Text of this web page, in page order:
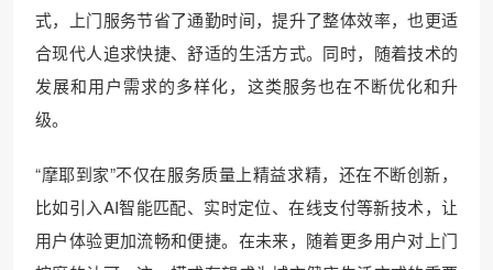
式，上门服务节省了通勤时间，提升了整体效率，也更适
合现代人追求快捷、舒适的生活方式。同时，随着技术的
发展和用户需求的多样化，这类服务也在不断优化和升
级。
“摩耶到家”不仅在服务质量上精益求精，还在不断创新，
比如引入AI智能匹配、实时定位、在线支付等新技术，让
用户体验更加流畅和便捷。在未来，随着更多用户对上门